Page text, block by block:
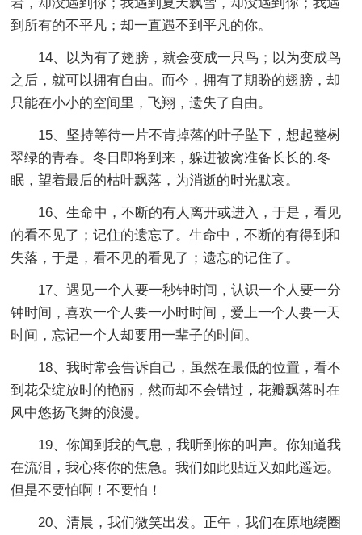
到所有的不平凡；却一直遇不到平凡的你。
14、以为有了翅膀，就会变成一只鸟；以为变成鸟
之后，就可以拥有自由。而今，拥有了期盼的翅膀，却
只能在小小的空间里，飞翔，遗失了自由。
15、坚持等待一片不肯掉落的叶子坠下，想起整树
翠绿的青春。冬日即将到来，躲进被窝准备长长的.冬
眠，望着最后的枯叶飘落，为消逝的时光默哀。
16、生命中，不断的有人离开或进入，于是，看见
的看不见了；记住的遗忘了。生命中，不断的有得到和
失落，于是，看不见的看见了；遗忘的记住了。
17、遇见一个人要一秒钟时间，认识一个人要一分
钟时间，喜欢一个人要一小时时间，爱上一个人要一天
时间，忘记一个人却要用一辈子的时间。
18、我时常会告诉自己，虽然在最低的位置，看不
到花朵绽放时的艳丽，然而却不会错过，花瓣飘落时在
风中悠扬飞舞的浪漫。
19、你闻到我的气息，我听到你的叫声。你知道我
在流泪，我心疼你的焦急。我们如此贴近又如此遥远。
但是不要怕啊！不要怕！
20、清晨，我们微笑出发。正午，我们在原地绕圈